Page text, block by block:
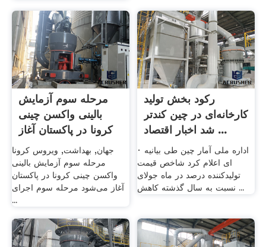
مرحله سوم آزمایش
بالینی واکسن چینی
کرونا در پاکستان آغاز
...
جهان, بهداشت, ویروس کرونا
مرحله سوم آزمایش بالینی
واکسن چینی کرونا در پاکستان
آغاز می‌شود مرحله سوم اجرای
...
رکود بخش تولید
کارخانه‌ای در چین کندتر
شد اخبار اقتصاد ...
· اداره ملی آمار چین طی بیانیه
ای اعلام کرد شاخص قیمت
تولیدکننده درصد در ماه جولای
نسبت به سال گذشته کاهش ...